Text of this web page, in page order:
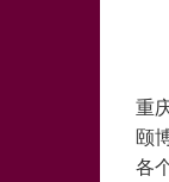
重
颐
各